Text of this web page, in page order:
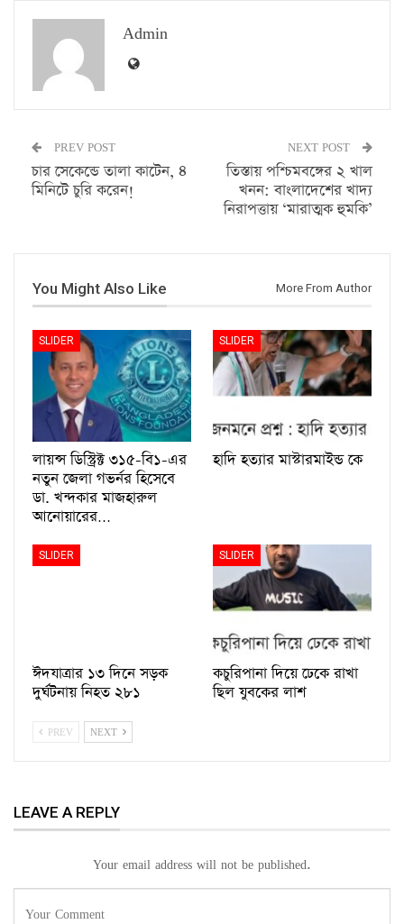
Admin
PREV POST
চার সেকেন্ডে তালা কাটেন, ৪
মিনিটে চুরি করেন!
NEXT POST
তিস্তায় পশ্চিমবঙ্গের ২ খাল
খনন: বাংলাদেশের খাদ্য
নিরাপত্তায় ‘মারাত্মক হুমকি’
You Might Also Like More From Author
SLIDER
লায়ন্স ডিস্ট্রিক্ট ৩১৫-বি১-এর
নতুন জেলা গভর্নর হিসেবে
ডা. খন্দকার মাজহারুল
আনোয়ারের…
SLIDER
হাদি হত্যার মাস্টারমাইন্ড কে
SLIDER
ঈদযাত্রার ১৩ দিনে সড়ক
দুর্ঘটনায় নিহত ২৮১
SLIDER
কচুরিপানা দিয়ে ঢেকে রাখা
ছিল যুবকের লাশ
PREV NEXT
LEAVE A REPLY
Your email address will not be published.